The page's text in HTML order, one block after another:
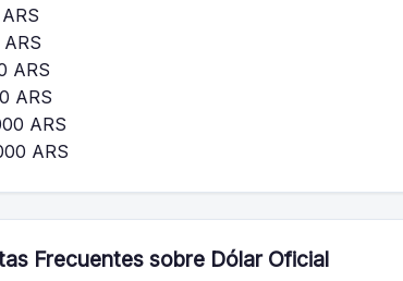
ARS
ARS
ARS
ARS
Frecuentes sobre Dólar Oficial